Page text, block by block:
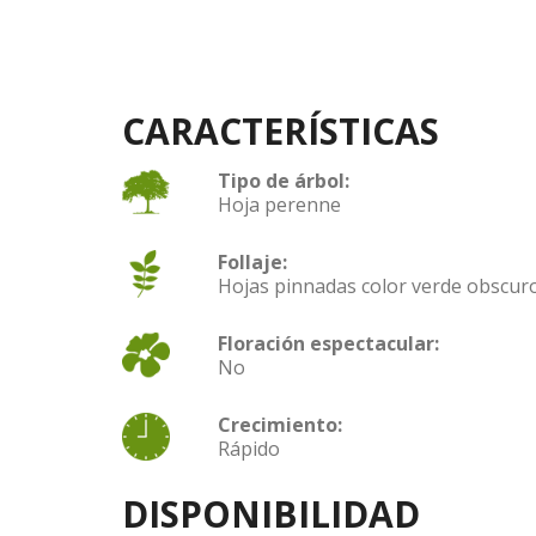
CARACTERÍSTICAS
Tipo de árbol:
Hoja perenne
Follaje:
Hojas pinnadas color verde
Floración espectacular:
No
Crecimiento:
Rápido
DISPONIBILIDAD